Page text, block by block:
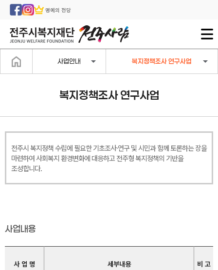
명예의 전당
사업안내 복지정책조사 연구사업
복지정책조사 연구사업
전주시 복지정책 수립에 필요한 기초조사·연구 및 시민과 함께 토론하는 장을
마련하여 사회복지 환경변화에 대응하고 전주형 복지정책의 기반을
조성합니다.
사업내용
사 업 명 세부내용 비 고